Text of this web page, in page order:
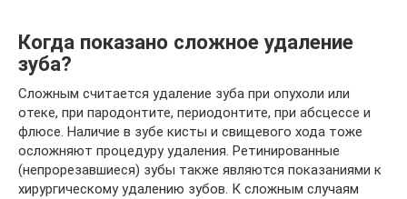
Когда показано сложное удаление
зуба?
Сложным считается удаление зуба при опухоли или
отеке, при пародонтите, периодонтите, при абсцессе и
флюсе. Наличие в зубе кисты и свищевого хода тоже
осложняют процедуру удаления. Ретинированные
(непрорезавшиеся) зубы также являются показаниями к
хирургическому удалению зубов. К сложным случаям